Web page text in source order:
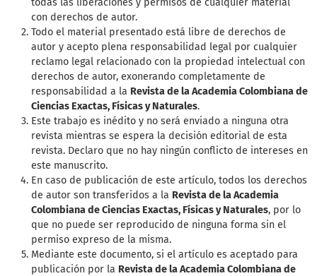
todas las liberaciones y permisos de cualquier material
con derechos de autor.
Todo el material presentado está libre de derechos de
autor y acepto plena responsabilidad legal por cualquier
reclamo legal relacionado con la propiedad intelectual con
derechos de autor, exonerando completamente de
responsabilidad a la Revista de la Academia Colombiana de
Ciencias Exactas, Físicas y Naturales.
Este trabajo es inédito y no será enviado a ninguna otra
revista mientras se espera la decisión editorial de esta
revista. Declaro que no hay ningún conflicto de intereses en
este manuscrito.
En caso de publicación de este artículo, todos los derechos
de autor son transferidos a la Revista de la Academia
Colombiana de Ciencias Exactas, Físicas y Naturales, por lo
que no puede ser reproducido de ninguna forma sin el
permiso expreso de la misma.
Mediante este documento, si el artículo es aceptado para
publicación por la Revista de la Academia Colombiana de